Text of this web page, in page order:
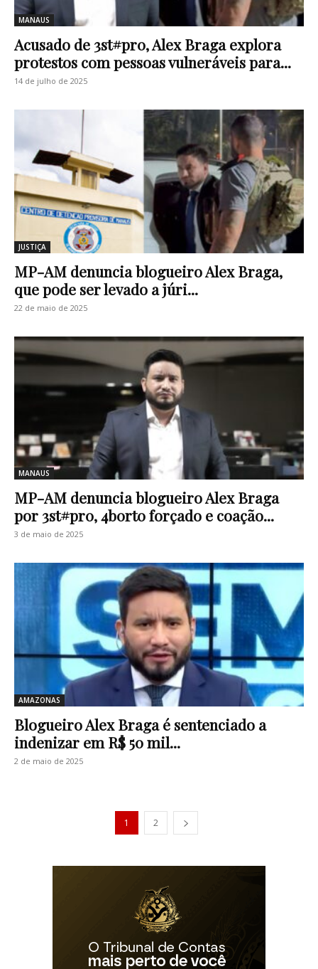
MANAUS
Acusado de 3st#pr0, Alex Braga explora
protestos com pessoas vulneráveis para...
14 de julho de 2025
JUSTIÇA
MP-AM denuncia blogueiro Alex Braga,
que pode ser levado a júri...
22 de maio de 2025
MANAUS
MP-AM denuncia blogueiro Alex Braga
por 3st#pr0, 4b0rt0 forçado e coação...
3 de maio de 2025
AMAZONAS
Blogueiro Alex Braga é sentenciado a
indenizar em R$ 50 mil...
2 de maio de 2025
1 2